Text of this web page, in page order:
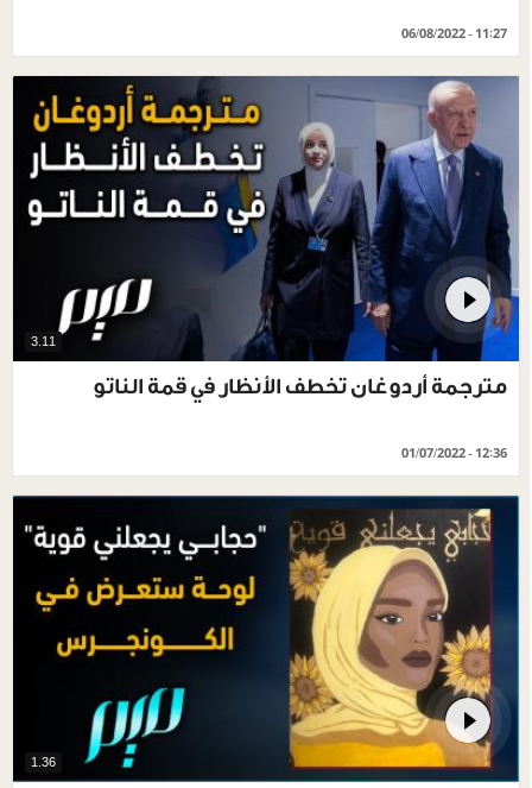
06/08/2022 - 11:27
3.11
مترجمة أردوغان تخطف الأنظار في قمة الناتو
01/07/2022 - 12:36
1.36